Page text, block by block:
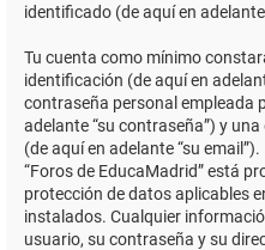
identificado (de aquí en adelante
Tu cuenta como mínimo
identificación (de aquí en
contraseña personal empleada
adelante “su contraseña”) y
(de aquí en adelante “su
“Foros de EducaMadrid” está
protección de datos aplicables
instalados. Cualquier
usuario, su contraseña y su